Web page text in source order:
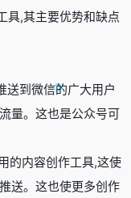
具,其主要优势和缺点
送到微信的广大用户
量。这也是公众号可
的内容创作工具,这使
送。这也使更多创作